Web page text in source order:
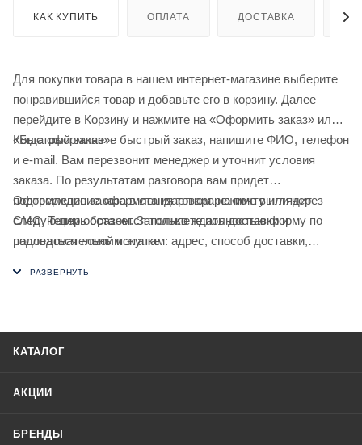
КАК КУПИТЬ ОПЛАТА ДОСТАВКА
Для покупки товара в нашем интернет-магазине выберите
понравившийся товар и добавьте его в корзину. Далее
перейдите в Корзину и нажмите на «Оформить заказ» или
«Быстрый заказ».
Когда оформляете быстрый заказ, напишите ФИО, телефон
и e-mail. Вам перезвонит менеджер и уточнит условия
заказа. По результатам разговора вам придет
подтверждение оформления товара на почту или через
СМС. Теперь останется только ждать доставки и
радоваться новой покупке.
Оформление заказа в стандартном режиме выглядит
следующим образом. Заполняете полностью форму по
последовательным этапам: адрес, способ доставки,
КАТАЛОГ
АКЦИИ
БРЕНДЫ